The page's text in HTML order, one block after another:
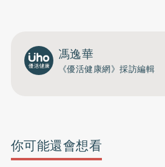
馮逸華
《優活健康網》採訪編輯
你可能還會想看